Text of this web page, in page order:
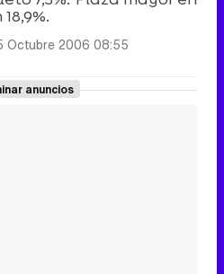
Octubre 2006 08:55
anuncios